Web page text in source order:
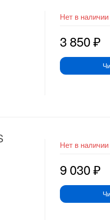
Нет в наличии
3 850₽
Нет в наличии
9 030₽